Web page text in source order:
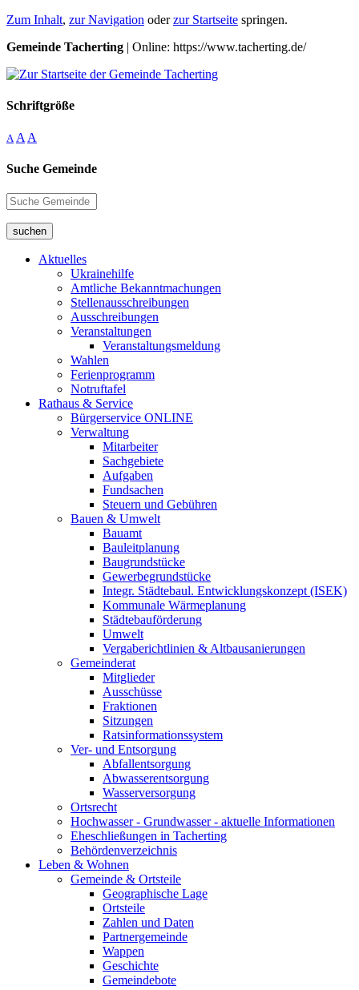
Zum Inhalt, zur Navigation oderzur Startseite springen.
Gemeinde Tacherting | Online: https://www.tacherting.de/
Schriftgröße
A A A
Suche Gemeinde
suchen
Aktuelles
Ukrainehilfe
Amtliche Bekanntmachungen
Stellenausschreibungen
Ausschreibungen
Veranstaltungen
Veranstaltungsmeldung
Wahlen
Ferienprogramm
Notruftafel
Rathaus & Service
Bürgerservice ONLINE
Verwaltung
Mitarbeiter
Sachgebiete
Aufgaben
Fundsachen
Steuern und Gebühren
Bauen & Umwelt
Bauamt
Bauleitplanung
Baugrundstücke
Gewerbegrundstücke
Integr. Städtebaul. Entwicklungskonzept (ISEK)
Kommunale Wärmeplanung
Städtebauförderung
Umwelt
Vergaberichtlinien & Altbausanierungen
Gemeinderat
Mitglieder
Ausschüsse
Fraktionen
Sitzungen
Ratsinformationssystem
Ver- und Entsorgung
Abfallentsorgung
Abwasserentsorgung
Wasserversorgung
Ortsrecht
Hochwasser - Grundwasser - aktuelle Informationen
Eheschließungen in Tacherting
Behördenverzeichnis
Leben & Wohnen
Gemeinde & Ortsteile
Geographische Lage
Ortsteile
Zahlen und Daten
Partnergemeinde
Wappen
Geschichte
Gemeindebote